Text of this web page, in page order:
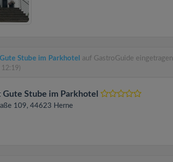
Stube im Parkhotel auf GastroGuide eingetragen
12:19)
Gute Stube im Parkhotel
109, 44623 Herne